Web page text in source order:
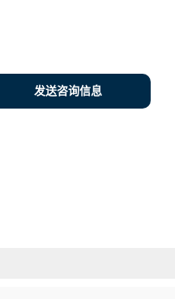
发送咨询信息